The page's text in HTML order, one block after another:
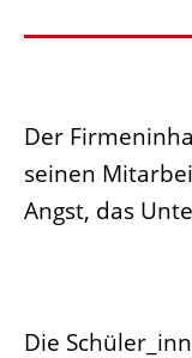
Der
seinen
Angst, das
Die